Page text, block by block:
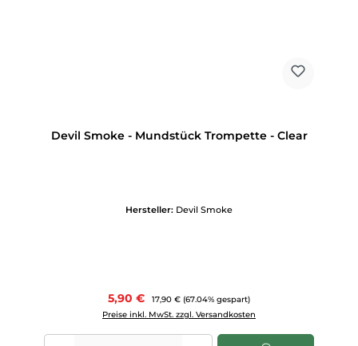
Devil Smoke - Mundstück Trompette - Clear
Hersteller: Devil Smoke
Verkaufspreis:
5,90 € Regulärer Preis:
17,90 € (67.04% gespart)
Preise inkl. MwSt. zzgl. Versandkosten
Produkt Anzahl: Gib den gewünschten Wert ein oder benutze die